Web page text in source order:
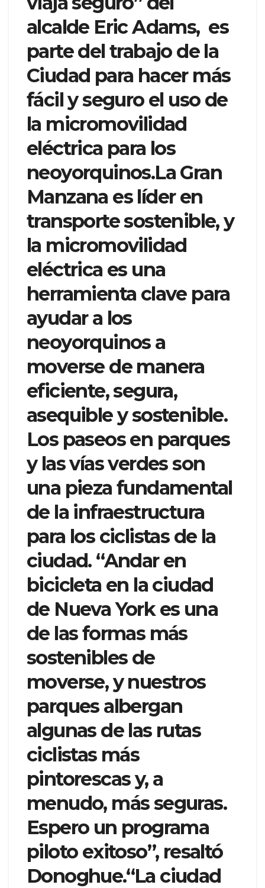
alcalde Eric Adams, es
parte del trabajo de la
Ciudad para hacer más
fácil y seguro el uso de
la micromovilidad
eléctrica para los
neoyorquinos.La Gran
Manzana es líder en
transporte sostenible, y
la micromovilidad
eléctrica es una
herramienta clave para
ayudar a los
neoyorquinos a
moverse de manera
eficiente, segura,
asequible y sostenible.
Los paseos en parques
y las vías verdes son
una pieza fundamental
de la infraestructura
para los ciclistas de la
ciudad. “Andar en
bicicleta en la ciudad
de Nueva York es una
de las formas más
sostenibles de
moverse, y nuestros
parques albergan
algunas de las rutas
ciclistas más
pintorescas y, a
menudo, más seguras.
Espero un programa
piloto exitoso”, resaltó
Donoghue.“La ciudad